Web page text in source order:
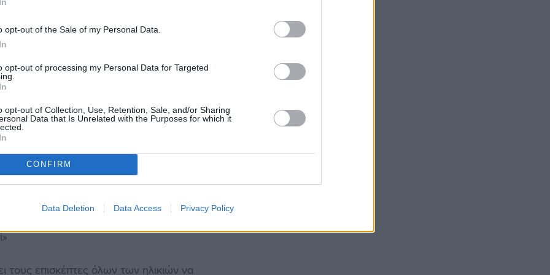
opt-out of the Sale of my Personal Data.
opt-out of processing my Personal Data for Targeted
opt-out of Collection, Use, Retention, Sale, and/or Sharing
Data that Is Unrelated with the Purposes for which it
CONFIRM
Data Deletion Data Access Privacy Policy
κάθε οικογένειας με άλλες, μέσω της
διαφορετικούς τομείς της καθημερινής ζωής.
της οικογένειάς μας; Τι μας ευχαριστεί να
γνωρίζουμε για το ταξίδι της οικογένειάς μας
φυλλάδιο "ταξιδεύουν" στην κοινή τους
του Ε.Π.Μ., συνεργάζονται και δημιουργούν
γράφοντας και εικονογραφώντας το δικό τους
οποίο και παρουσιάζουν στην υπόλοιπη ομάδα.
των συμμετεχόντων είναι περιορισμένος.
Παρασκευή 11 Απριλίου, ώρες 18:00 έως τις
τους επισκέπτες όλων των ηλικιών να